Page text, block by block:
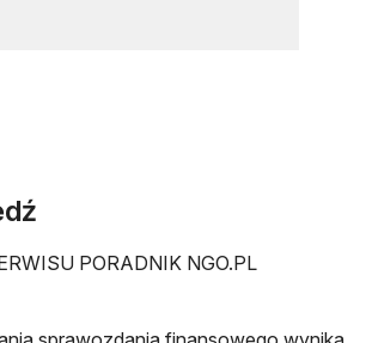
PORADNIK NGO.PL